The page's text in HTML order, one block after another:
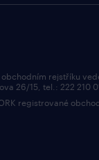
rejstříku
26/15, tel.: 222 210
registrované